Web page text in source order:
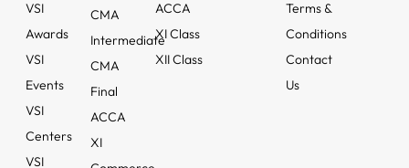
VSI
Awards
VSI
Events
VSI
Centers
VSI
CMA
Intermediate
CMA
Final
ACCA
XI
ACCA
XI Class
XII Class
Terms &
Conditions
Contact
Us